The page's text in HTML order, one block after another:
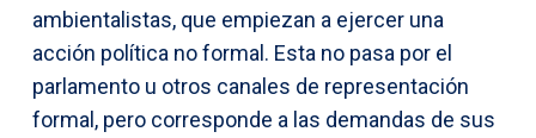
ambientalistas, que empiezan a ejercer una
acción política no formal. Esta no pasa por el
parlamento u otros canales de representación
formal, pero corresponde a las demandas de sus